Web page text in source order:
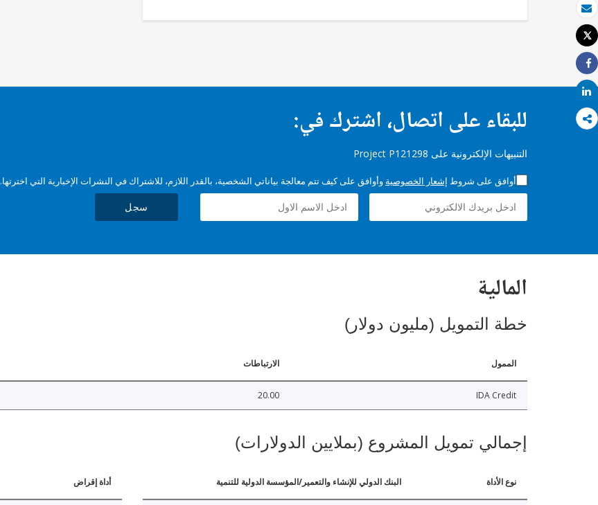
بريد الكتروني
طباعة
Tweet
Share
Share
للبقاء على اتصال، اشترك في:
التنبيهات الإلكترونية على Project P121298
أوافق على شروط إشعار الخصوصية وأوافق على كيف تتم معالجة بياناتي الشخصية، بالقدر اللازم، للاشتراك في النشرات الإخبارية التي اخترتها.
سجل
المالية
خطة التمويل (مليون دولار)
الممول الارتباطات
IDA Credit
20.00
إجمالي تمويل المشروع (بملايين الدولارات)
نوع الأداة البنك الدولي للإنشاء والتعمير/المؤسسة الدولية للتنمية أداة إقراض